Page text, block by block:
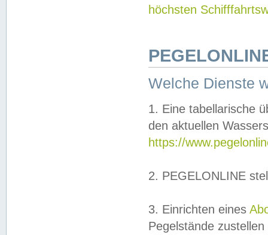
höchsten
Welche Dienste
1. Eine tabellarische
den aktuellen
https://
2. PEGELONLINE
3. Einrichten eines
Pegelstände